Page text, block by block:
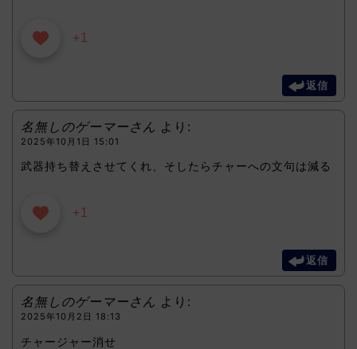
+1
返信
名無しのゲーマーさん より:
2025年10月1日 15:01
武器持ち替えさせてくれ、そしたらチャーへの文句は減る
+1
返信
名無しのゲーマーさん より:
2025年10月2日 18:13
チャージャー消せ